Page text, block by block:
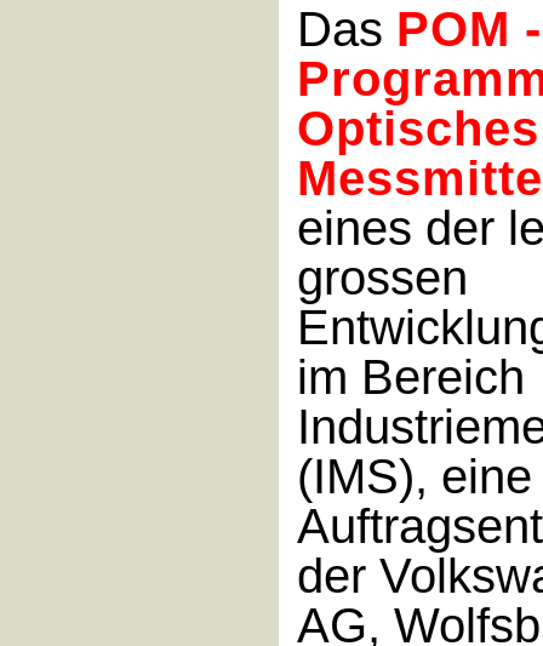
Das POM -
Optisches
eines der
grossen
im Bereich
(IMS), eine
der
AG,